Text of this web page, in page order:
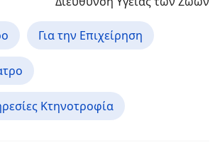
Για την Επιχείρηση
Κτηνοτροφία